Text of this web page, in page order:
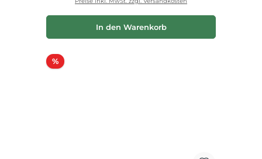
In den Warenkorb
%Rabatt